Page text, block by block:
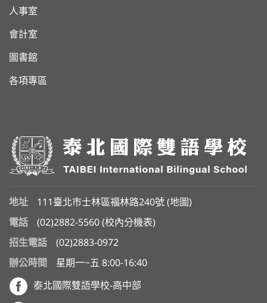
人事室
會計室
圖書館
各項專區
地址 111臺北市士林區福林路240號 (地圖 )
電話
(02)2882-5560 (校內分機表)
招生電話
(02)2883-0972
辦公時間
星期一~五 8:00-16:40
泰北國際雙語學校-高中部